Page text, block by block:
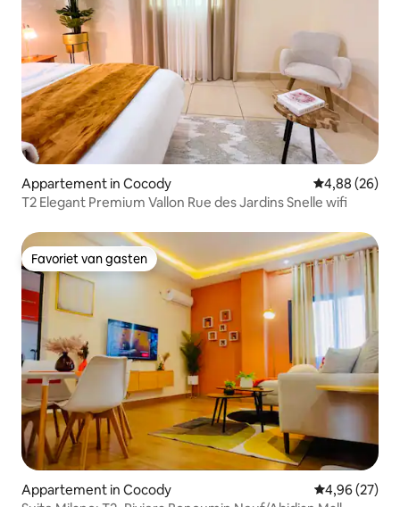
Appartement in Cocody Gemiddelde
4,88 (26)
T2 Elegant Premium Vallon Rue des Jardins Snelle wifi
Favoriet van gasten
Favoriet van gasten
Appartement in Cocody Gemiddelde
4,96 (27)